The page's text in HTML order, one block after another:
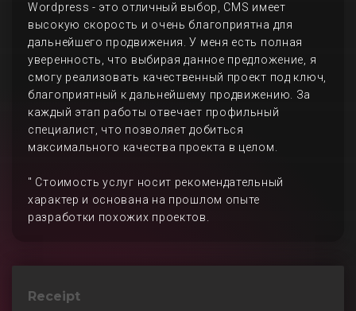
Wordpress - это отличный выбор, CMS имеет
высокую скорость и очень благоприятна для
дальнейшего продвижения. У меня есть полная
уверенность, что выбирая данное предложение, я
смогу реализовать качественный проект под ключ,
благоприятный к дальнейшему продвижению. За
каждый этап работы отвечает профильный
специалист, что позволяет добиться
максимального качества проекта в целом.
" Стоимость услуг носит рекомендательный
характер и основана на прошлом опыте
разработки похожих проектов.
Receipt